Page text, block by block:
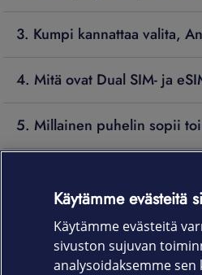
3. Kumpi kannattaa valita,
4. Mitä ovat Dual SIM- ja
5. Millainen puhelin sopii
Etsitkö puhelimellesi
näytönsuojaa tai muita
Käytämme evästeitä
Käytämme evästeitä
sivuston sujuvan
analysoidaksemme sen